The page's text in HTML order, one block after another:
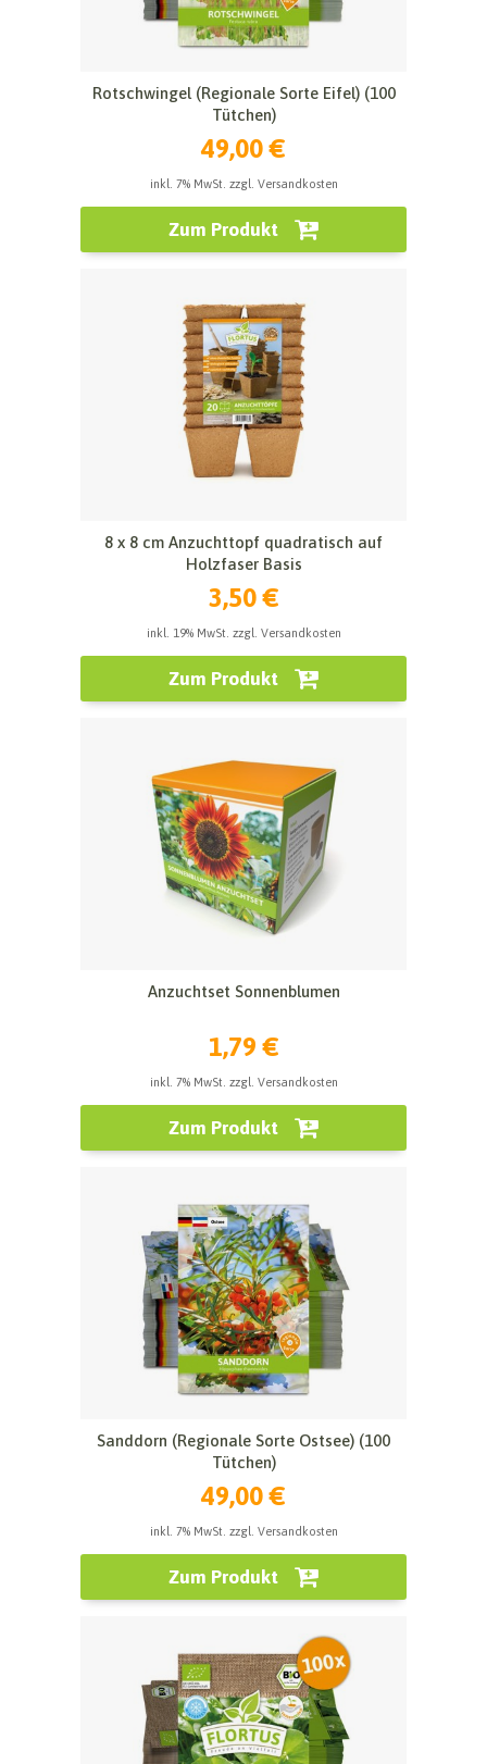
Rotschwingel (Regionale Sorte Eifel) (100
Tütchen)
49,00 €
inkl. 7% MwSt. zzgl. Versandkosten
Zum Produkt
8 x 8 cm Anzuchttopf quadratisch auf
Holzfaser Basis
3,50 €
inkl. 19% MwSt. zzgl. Versandkosten
Zum Produkt
Anzuchtset Sonnenblumen
1,79 €
inkl. 7% MwSt. zzgl. Versandkosten
Zum Produkt
Sanddorn (Regionale Sorte Ostsee) (100
Tütchen)
49,00 €
inkl. 7% MwSt. zzgl. Versandkosten
Zum Produkt